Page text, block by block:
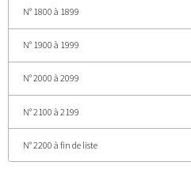
N° 1800 à 1899
N° 1900 à 1999
N° 2000 à 2099
N° 2100 à 2199
N° 2200 à fin de liste